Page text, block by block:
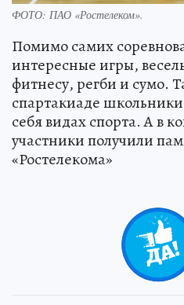
ФОТО: ПАО «Ростелеком».
Помимо самих
интересные игры,
фитнесу, регби и сумо.
спартакиаде
себя видах спорта. А в
участники получили
«Ростелекома»